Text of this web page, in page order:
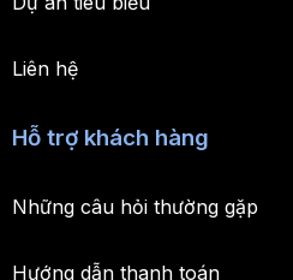
Liên hệ
Hỗ trợ khách hàng
Những câu hỏi thường gặp
Hướng dẫn thanh toán